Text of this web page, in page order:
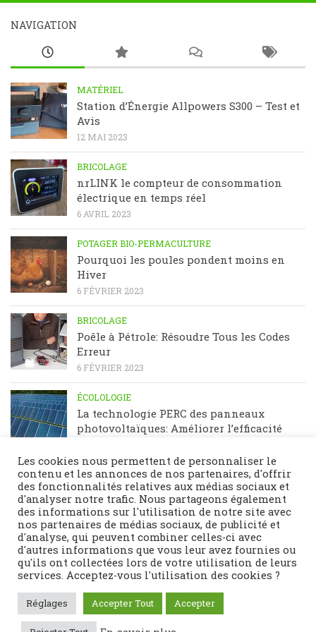
NAVIGATION
MATÉRIEL
Station d’Énergie Allpowers S300 – Test et
Avis
12 MAI 2023
BRICOLAGE
nrLINK le compteur de consommation
électrique en temps réel
6 AVRIL 2023
POTAGER BIO-PERMACULTURE
Pourquoi les poules pondent moins en
Hiver
6 FÉVRIER 2023
BRICOLAGE
Poêle à Pétrole: Résoudre Tous les Codes
Erreur
6 FÉVRIER 2023
ÉCOLOLOGIE
La technologie PERC des panneaux
photovoltaïques: Améliorer l’efficacité
23 JANVIER 2023
Fièrement propulsé par - Conçu parThème Hueman
Les cookies nous permettent de personnaliser le
contenu et les annonces de nos partenaires, d'offrir
des fonctionnalités relatives aux médias sociaux et
d'analyser notre trafic. Nous partageons également
des informations sur l'utilisation de notre site avec
nos partenaires de médias sociaux, de publicité et
d'analyse, qui peuvent combiner celles-ci avec
d'autres informations que vous leur avez fournies ou
qu'ils ont collectées lors de votre utilisation de leurs
services. Acceptez-vous l'utilisation des cookies ?
Réglages Accepter Tout Accepter